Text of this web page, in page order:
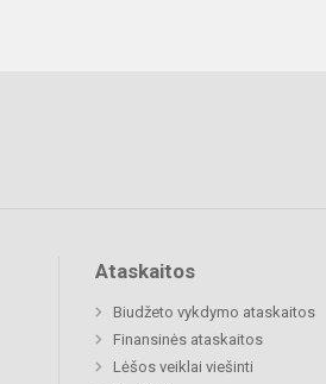
Ataskaitos
Biudžeto vykdymo ataskaitos
Finansinės ataskaitos
Lėšos veiklai viešinti